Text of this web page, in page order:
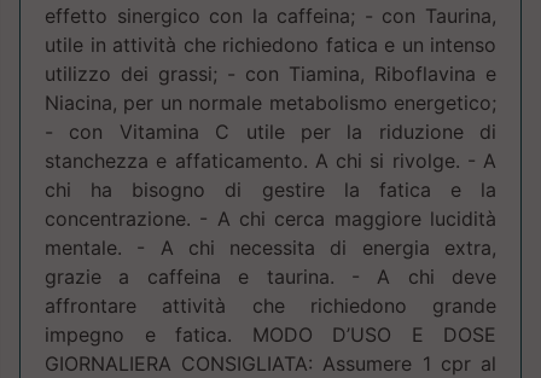
effetto sinergico con la caffeina; - con Taurina,
utile in attività che richiedono fatica e un intenso
utilizzo dei grassi; - con Tiamina, Riboflavina e
Niacina, per un normale metabolismo energetico;
- con Vitamina C utile per la riduzione di
stanchezza e affatica­mento. A chi si rivolge. - A
chi ha bisogno di gestire la fatica e la
concentrazione. - A chi cerca maggiore lucidità
mentale. - A chi necessita di energia extra,
grazie a caffeina e taurina. - A chi deve
affrontare attività che richiedono grande
impegno e fatica. MODO D’USO E DOSE
GIORNALIERA CONSIGLIATA: Assumere 1 cpr al